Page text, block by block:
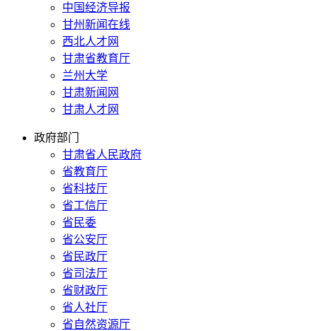
中国经济导报
甘州新闻在线
西北人才网
甘肃省教育厅
兰州大学
甘肃新闻网
甘肃人才网
政府部门
甘肃省人民政府
省教育厅
省科技厅
省工信厅
省民委
省公安厅
省民政厅
省司法厅
省财政厅
省人社厅
省自然资源厅